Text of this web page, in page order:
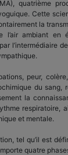
quatrième
Cette
la
l’air ambiant en
l’intermédiaire
peur,
du sang,
la
respiratoire,
et mentale.
tel qu’il est
quatre